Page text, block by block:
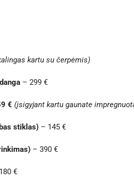
kartu su čerpėmis)
– 299 €
€ (įsigyjant kartu gaunate
stiklas) – 145 €
– 390 €
€